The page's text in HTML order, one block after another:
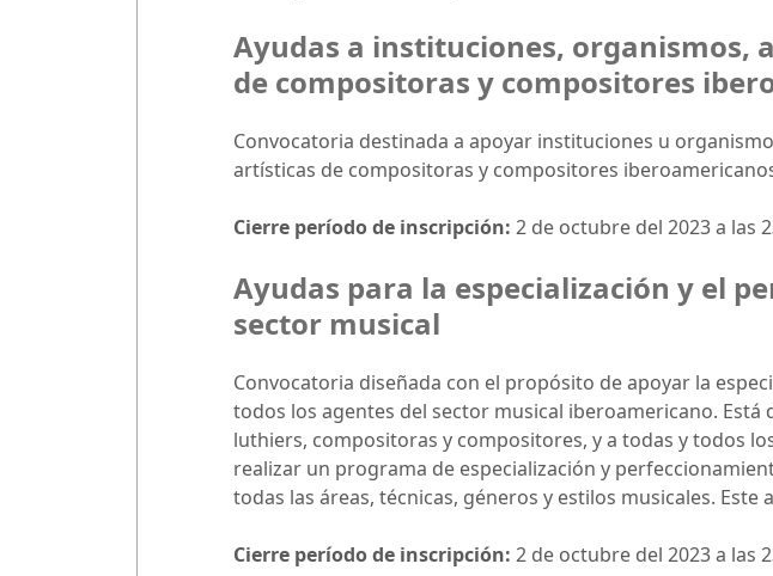
Ayudas a instituciones, organismos,
de compositoras y compositores
Convocatoria destinada a apoyar instituciones u
artísticas de compositoras y compositores
Cierre período de inscripción: 2 de octubre del 2023 a las
Ayudas para la especialización y el
sector musical
Convocatoria diseñada con el propósito de apoyar la
todos los agentes del sector musical iberoamericano.
luthiers, compositoras y compositores, y a todas y todos
realizar un programa de especialización y
todas las áreas, técnicas, géneros y estilos musicales.
Cierre período de inscripción: 2 de octubre del 2023 a las